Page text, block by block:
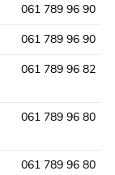
061 789 96 90
061 789 96 90
061 789 96 82
061 789 96 80
061 789 96 80